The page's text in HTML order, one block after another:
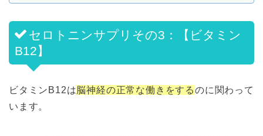
セロトニンサプリその3：【ビタミン
B12】
ビタミンB12は 脳神経の正常な働きをするのに関わって
います。